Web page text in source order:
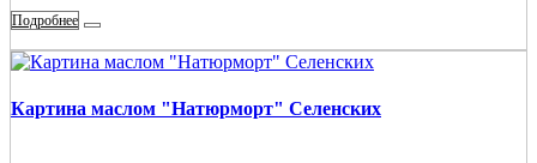
Подробнее
Картина маслом "Натюрморт" Селенских